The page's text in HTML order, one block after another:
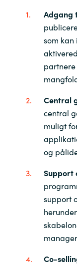
Adgang
som
Central
central
muligt
og
Support
support
Co-